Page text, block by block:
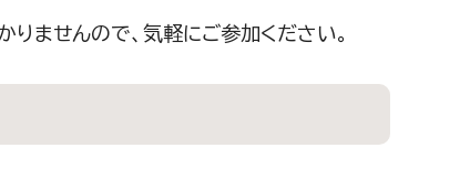
ませんので、気軽にご参加ください。